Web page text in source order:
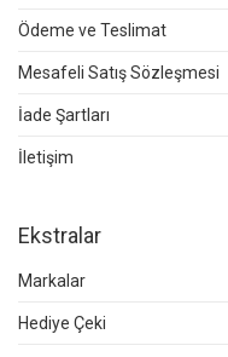
Ödeme ve Teslimat
Mesafeli Satış Sözleşmesi
İade Şartları
İletişim
Ekstralar
Markalar
Hediye Çeki